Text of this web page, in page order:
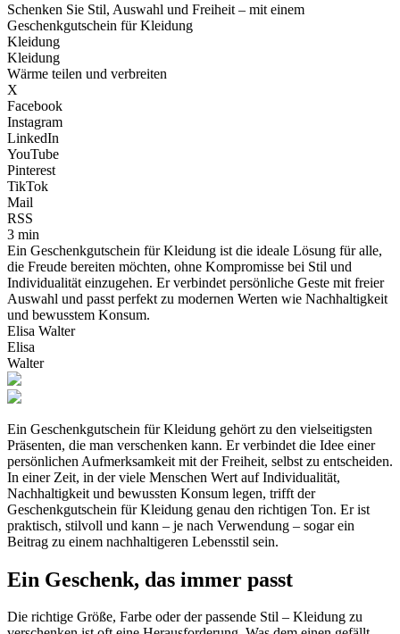
Schenken Sie Stil, Auswahl und Freiheit – mit einem
Geschenkgutschein für Kleidung
Kleidung
Kleidung
Wärme teilen und verbreiten
X
Facebook
Instagram
LinkedIn
YouTube
Pinterest
TikTok
Mail
RSS
3 min
Ein Geschenkgutschein für Kleidung ist die ideale Lösung für alle,
die Freude bereiten möchten, ohne Kompromisse bei Stil und
Individualität einzugehen. Er verbindet persönliche Geste mit freier
Auswahl und passt perfekt zu modernen Werten wie Nachhaltigkeit
und bewusstem Konsum.
Elisa Walter
Elisa
Walter
Ein Geschenkgutschein für Kleidung gehört zu den vielseitigsten
Präsenten, die man verschenken kann. Er verbindet die Idee einer
persönlichen Aufmerksamkeit mit der Freiheit, selbst zu entscheiden.
In einer Zeit, in der viele Menschen Wert auf Individualität,
Nachhaltigkeit und bewussten Konsum legen, trifft der
Geschenkgutschein für Kleidung genau den richtigen Ton. Er ist
praktisch, stilvoll und kann – je nach Verwendung – sogar ein
Beitrag zu einem nachhaltigeren Lebensstil sein.
Ein Geschenk, das immer passt
Die richtige Größe, Farbe oder der passende Stil – Kleidung zu